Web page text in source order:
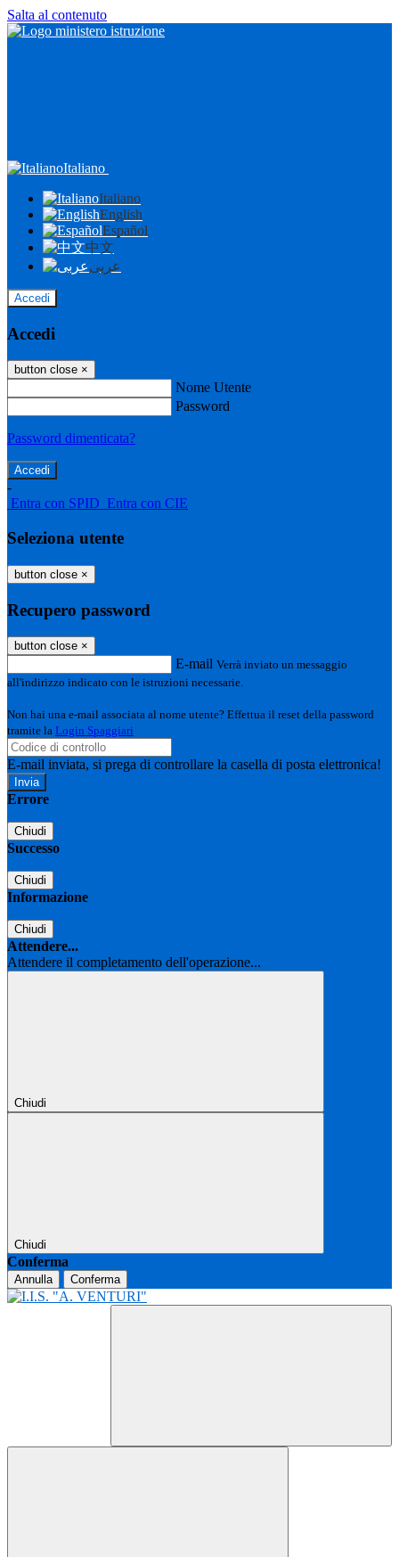
Salta al contenuto
Italiano
Italiano
English
Español
中文
عربى
Accedi
Accedi
button close ×
Nome Utente
Password
Password dimenticata?
-
Entra con SPID Entra con CIE
Seleziona utente
button close ×
Recupero password
button close ×
E-mail Verrà inviato un messaggio
all'indirizzo indicato con le istruzioni necessarie.
Non hai una e-mail associata al nome utente? Effettua il reset della password
tramite la Login Spaggiari
E-mail inviata, si prega di controllare la casella di posta elettronica!
Errore
Chiudi
Successo
Chiudi
Informazione
Chiudi
Attendere...
Attendere il completamento dell'operazione...
Chiudi
Chiudi
Conferma
Annulla Conferma